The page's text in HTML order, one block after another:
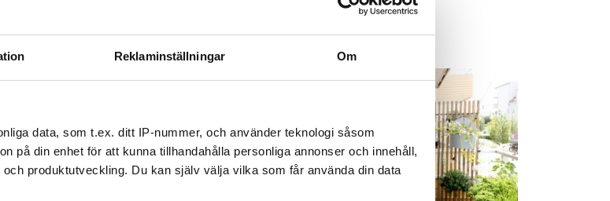
Reklaminställningar Om
data, som t.ex. ditt IP-nummer, och använder teknologi såsom
på din enhet för att kunna tillhandahålla personliga annonser och innehåll,
produktutveckling. Du kan själv välja vilka som får använda din data
av ett fuktskadat takfönster i januari i år.
sitt boende:
fläckvis grundmålat.
regnväder forsar ändå vatten
hängrännorna läcker.
Där sticker badrumsgolvets
å sin sida att alla brister
Hem & Hyra TV